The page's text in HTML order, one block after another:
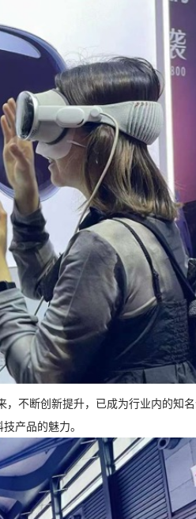
不断创新提升，已成为行业内的知
产品的魅力。